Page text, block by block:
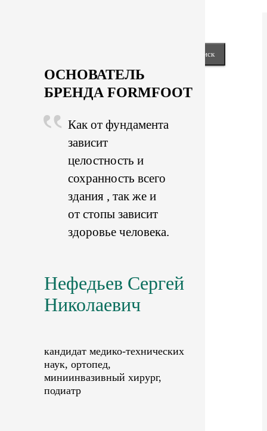
ОСНОВАТЕЛЬ
БРЕНДА FORMFOOT
Как от фундамента
зависит
целостность и
сохранность всего
здания , так же и
от стопы зависит
здоровье человека.
Нефедьев Сергей
Николаевич
кандидат медико-технических
наук, ортопед,
миниинвазивный хирург,
подиатр